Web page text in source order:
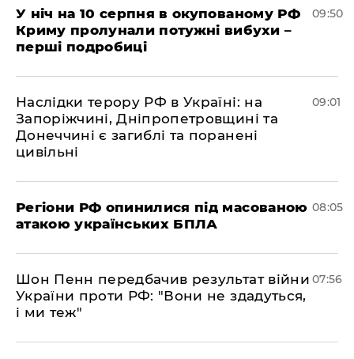
У ніч на 10 серпня в окупованому РФ
Криму пролунали потужні вибухи –
перші подробиці
09:50
Наслідки терору РФ в Україні: на
Запоріжчині, Дніпропетровщині та
Донеччині є загиблі та поранені
цивільні
09:01
Регіони РФ опинилися під масованою
атакою українських БПЛА
08:05
Шон Пенн передбачив результат війни
України проти РФ: "Вони не здадуться,
і ми теж"
07:56